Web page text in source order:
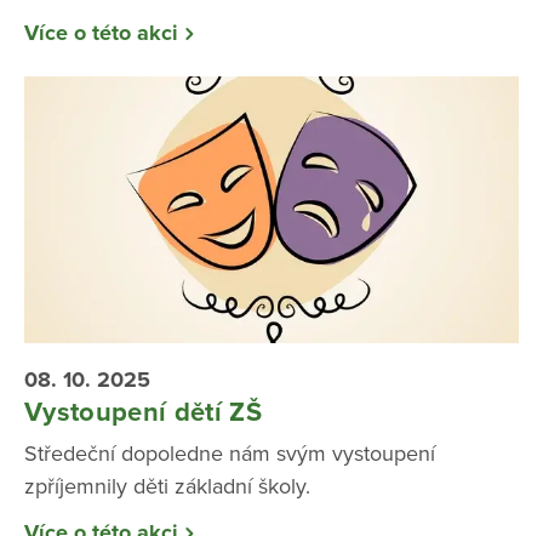
Více o této akci
08. 10. 2025
Vystoupení dětí ZŠ
Středeční dopoledne nám svým vystoupení
zpříjemnily děti základní školy.